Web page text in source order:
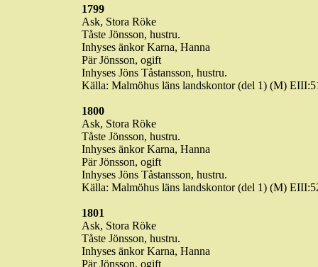
1799
Ask, Stora Röke
Tåste Jönsson, hustru.
Inhyses änkorKarna, Hanna
Pär Jönsson, ogift
Inhyses Jöns Tåstansson, hustru.
Källa: Malmöhus läns landskontor (del 1) (M)
1800
Ask, Stora Röke
Tåste Jönsson, hustru.
Inhyses änkorKarna, Hanna
Pär Jönsson, ogift
Inhyses Jöns Tåstansson, hustru.
Källa: Malmöhus läns landskontor (del 1) (M)
1801
Ask, Stora Röke
Tåste Jönsson, hustru.
Inhyses änkorKarna, Hanna
Pär Jönsson, ogift